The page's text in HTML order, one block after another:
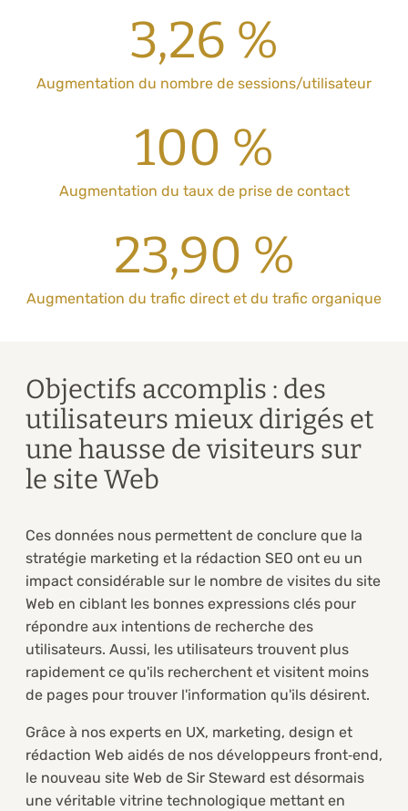
3,26 %
Augmentation du nombre de sessions/utilisateur
100 %
Augmentation du taux de prise de contact
23,90 %
Augmentation du trafic direct et du trafic organique
Objectifs accomplis : des
utilisateurs mieux dirigés et
une hausse de visiteurs sur
le site Web
Ces données nous permettent de conclure que la
stratégie marketing et la rédaction SEO ont eu un
impact considérable sur le nombre de visites du site
Web en ciblant les bonnes expressions clés pour
répondre aux intentions de recherche des
utilisateurs. Aussi, les utilisateurs trouvent plus
rapidement ce qu'ils recherchent et visitent moins
de pages pour trouver l'information qu'ils désirent.
Grâce à nos experts en UX, marketing, design et
rédaction Web aidés de nos développeurs front‑end,
le nouveau site Web de Sir Steward est désormais
une véritable vitrine technologique mettant en